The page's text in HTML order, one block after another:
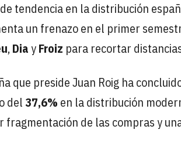
tendencia en la distribución
un frenazo en el primer
,DiayFroiz para recortar
que preside Juan Roig ha
del37,6% en la distribución
fragmentación de las compras y